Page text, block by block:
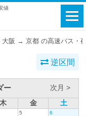
値
大阪 → 京都 の高速バス・
逆区間
ー
次月 >
木 金 土
5 6